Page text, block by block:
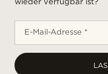
E-Mail-Adresse *